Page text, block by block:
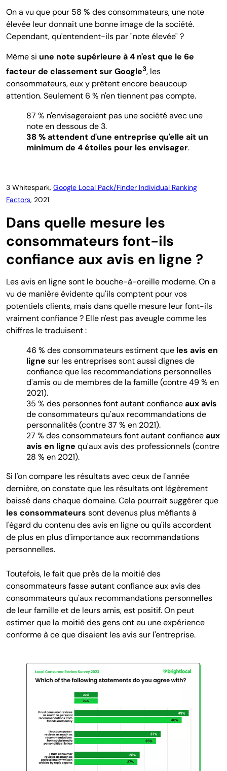
On a vu que pour 58 % des consommateurs, une note
élevée leur donnait une bonne image de la société.
Cependant, qu'entendent-ils par "note élevée" ?
Même si une note supérieure à 4 n'est que le 6e
facteur de classement sur Google3, les
consommateurs, eux y prêtent encore beaucoup
attention. Seulement 6 % n'en tiennent pas compte.
87 % n'envisageraient pas une société avec une
note en dessous de 3.
38 % attendent d'une entreprise qu'elle ait un
minimum de 4 étoiles pour les envisager.
3 Whitespark, Google Local Pack/Finder Individual Ranking
Factors, 2021
Dans quelle mesure les
consommateurs font-ils
confiance aux avis en ligne ?
Les avis en ligne sont le bouche-à-oreille moderne. On a
vu de manière évidente qu'ils comptent pour vos
potentiels clients, mais dans quelle mesure leur font-ils
vraiment confiance ? Elle n'est pas aveugle comme les
chiffres le traduisent :
46 % des consommateurs estiment que les avis en
ligne sur les entreprises sont aussi dignes de
confiance que les recommandations personnelles
d'amis ou de membres de la famille (contre 49 % en
2021).
35 % des personnes font autant confianceaux avis
de consommateurs qu'aux recommandations de
personnalités (contre 37 % en 2021).
27 % des consommateurs font autant confianceaux
avis en ligne qu'aux avis des professionnels (contre
28 % en 2021).
Si l'on compare les résultats avec ceux de l'année
dernière, on constate que les résultats ont légèrement
baissé dans chaque domaine. Cela pourrait suggérer que
les consommateurs sont devenus plus méfiants à
l'égard du contenu des avis en ligne ou qu'ils accordent
de plus en plus d'importance aux recommandations
personnelles.
Toutefois, le fait que près de la moitié des
consommateurs fasse autant confiance aux avis des
consommateurs qu'aux recommandations personnelles
de leur famille et de leurs amis, est positif. On peut
estimer que la moitié des gens ont eu une expérience
conforme à ce que disaient les avis sur l'entreprise.